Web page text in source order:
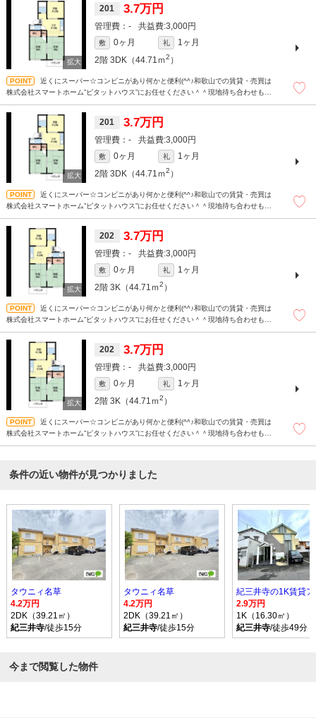
201 3.7万円
- 3,000円
敷 0ヶ月 礼
1ヶ月
2階 3DK（44.71ｍ2 ）
近くにスーパー☆コンビニがあり何かと便利(^^♪和歌山での賃貸・売買は
株式会社スマートホーム”ピタットハウス”にお任せください＾＾現地待ち合わせもＯ
201 3.7万円
- 3,000円
敷 0ヶ月 礼
1ヶ月
2階 3DK（44.71ｍ2 ）
近くにスーパー☆コンビニがあり何かと便利(^^♪和歌山での賃貸・売買は
株式会社スマートホーム”ピタットハウス”にお任せください＾＾現地待ち合わせもＯ
202 3.7万円
- 3,000円
敷 0ヶ月 礼
1ヶ月
2階 3K（44.71ｍ2 ）
近くにスーパー☆コンビニがあり何かと便利(^^♪和歌山での賃貸・売買は
株式会社スマートホーム”ピタットハウス”にお任せください＾＾現地待ち合わせもＯ
202 3.7万円
- 3,000円
敷 0ヶ月 礼
1ヶ月
2階 3K（44.71ｍ2 ）
近くにスーパー☆コンビニがあり何かと便利(^^♪和歌山での賃貸・売買は
株式会社スマートホーム”ピタットハウス”にお任せください＾＾現地待ち合わせもＯ
条件の近い物件が見つかりました
タウニィ名草
4.2万円
2DK（39.21㎡）
紀三井寺/徒歩15分
タウニィ名草
4.2万円
2DK（39.21㎡）
紀三井寺/徒歩15分
2.9万円
1K（16.30㎡）
紀三井寺/徒歩49分
今まで閲覧した物件